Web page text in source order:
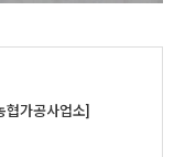
협가공사업소]